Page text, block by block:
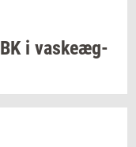
BK i va­ske­æg­